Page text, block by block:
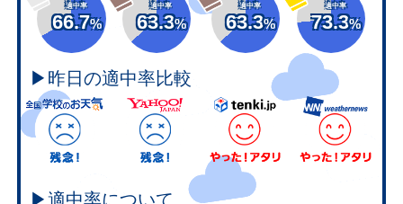
適中率
66.7%
適中率
63.3%
適中率
63.3%
適中率
73.3%
▶昨日の適中率比較
▶適中率について